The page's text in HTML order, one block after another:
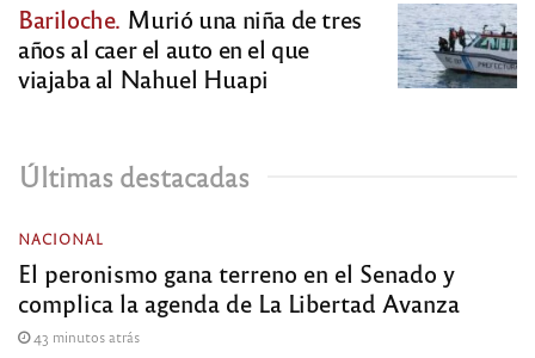
Bariloche. Murió una niña de tres
años al caer el auto en el que
viajaba al Nahuel Huapi
Últimas destacadas
NACIONAL
El peronismo gana terreno en el Senado y
complica la agenda de La Libertad Avanza
43 minutos atrás